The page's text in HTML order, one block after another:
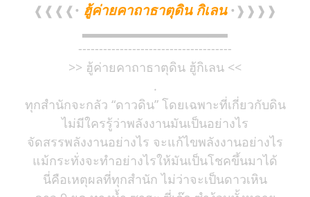
❰❰❰❰• ฮู้ค่ายคาถาธาตุดิน กิเลน•❱❱❱❱
▂▂▂▂▂▂▂▂▂▂▂▂▂▂▂
-------------------------------------
>> ฮู้ค่ายคาถาธาตุดิน ฮู้กิเลน <<
.
ทุกสำนักจะกลัว “ดาวดิน” โดยเฉพาะที่เกี่ยวกับดิน
ไม่มีใครรู้ว่าพลังงานมันเป็นอย่างไร
จัดสรรพลังงานอย่างไร จะแก้ไขพลังงานอย่างไร
แม้กระทั่งจะทำอย่างไรให้มันเป็นโชคขึ้นมาได้
นี่คือเหตุผลที่ทุกสำนัก ไม่ว่าจะเป็นดาวเหิน